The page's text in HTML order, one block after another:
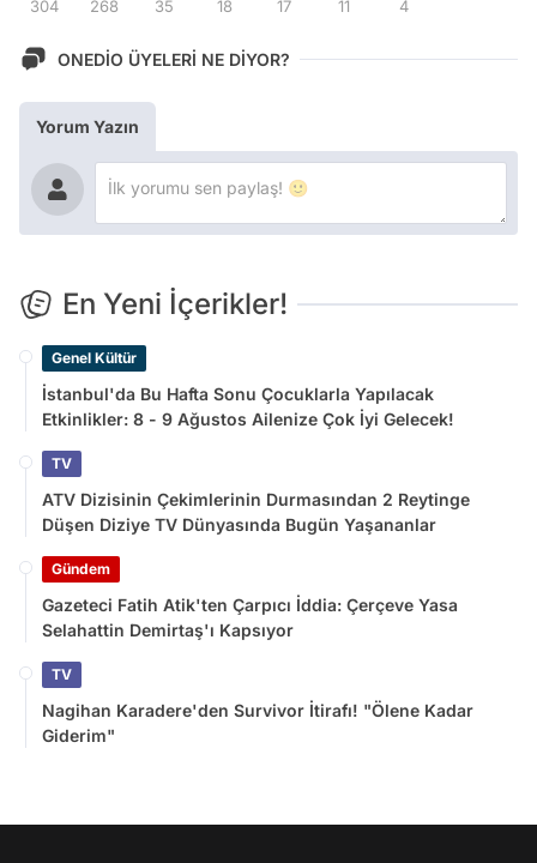
304 268 35 18 17 11 4
ONEDİO ÜYELERİ NE DİYOR?
Yorum Yazın
En Yeni İçerikler!
Genel Kültür
İstanbul'da Bu Hafta Sonu Çocuklarla Yapılacak
Etkinlikler: 8 - 9 Ağustos Ailenize Çok İyi Gelecek!
TV
ATV Dizisinin Çekimlerinin Durmasından 2 Reytinge
Düşen Diziye TV Dünyasında Bugün Yaşananlar
Gündem
Gazeteci Fatih Atik'ten Çarpıcı İddia: Çerçeve Yasa
Selahattin Demirtaş'ı Kapsıyor
TV
Nagihan Karadere'den Survivor İtirafı! "Ölene Kadar
Giderim"